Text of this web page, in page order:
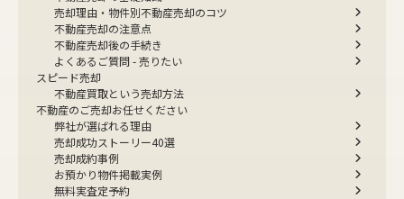
売却理由・物件別不動産売却のコツ
不動産売却の注意点
不動産売却後の手続き
よくあるご質問 - 売りたい
スピード売却
不動産買取という売却方法
不動産のご売却お任せください
弊社が選ばれる理由
売却成功ストーリー40選
売却成約事例
お預かり物件掲載実例
無料実査定予約